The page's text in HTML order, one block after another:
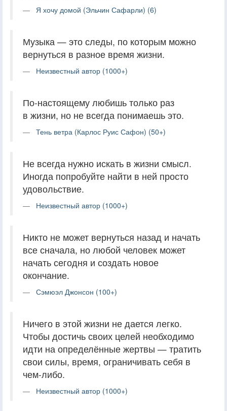
Я хочу домой (Эльчин Сафарли) (6)
Музыка — это следы, по которым можно
вернуться в разное время жизни.
Неизвестный автор (1000+)
По-настоящему любишь только раз
в жизни, но не всегда понимаешь это.
Тень ветра (Карлос Руис Сафон) (50+)
Не всегда нужно искать в жизни смысл.
Иногда попробуйте найти в ней просто
удовольствие.
Неизвестный автор (1000+)
Никто не может вернуться назад и начать
все сначала, но любой человек может
начать сегодня и создать новое
окончание.
Сэмюэл Джонсон (100+)
Ничего в этой жизни не дается легко.
Чтобы достичь своих целей необходимо
идти на определённые жертвы — тратить
свои силы, время, ограничивать себя в
чем-либо.
Неизвестный автор (1000+)